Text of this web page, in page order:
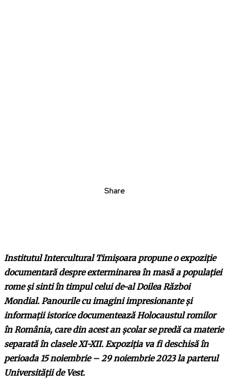
Share
Institutul Intercultural Timișoara propune o expoziție
documentară despre exterminarea în masă a populației
rome și sinti în timpul celui de-al Doilea Război
Mondial. Panourile cu imagini impresionante și
informații istorice documentează Holocaustul romilor
în România, care din acest an școlar se predă ca materie
separată în clasele XI-XII. Expoziția va fi deschisă în
perioada 15 noiembrie – 29 noiembrie 2023 la parterul
Universității de Vest.